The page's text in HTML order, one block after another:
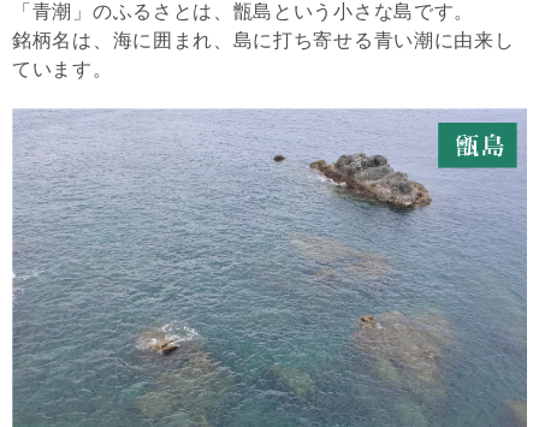
「青潮」のふるさとは、甑島という小さな島です。
銘柄名は、海に囲まれ、島に打ち寄せる青い潮に由来し
ています。